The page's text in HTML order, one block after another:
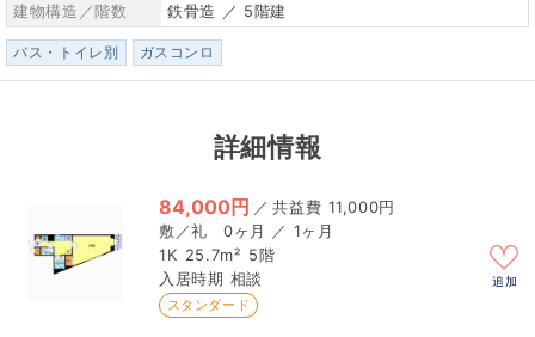
建物構造／階数
鉄骨造 ／ 5階建
バス・トイレ別 ガスコンロ
詳細情報
84,000円 ／
11,000円
0ヶ月 ／ 1ヶ月
1K 25.7m² 5階
相談
スタンダード
追加